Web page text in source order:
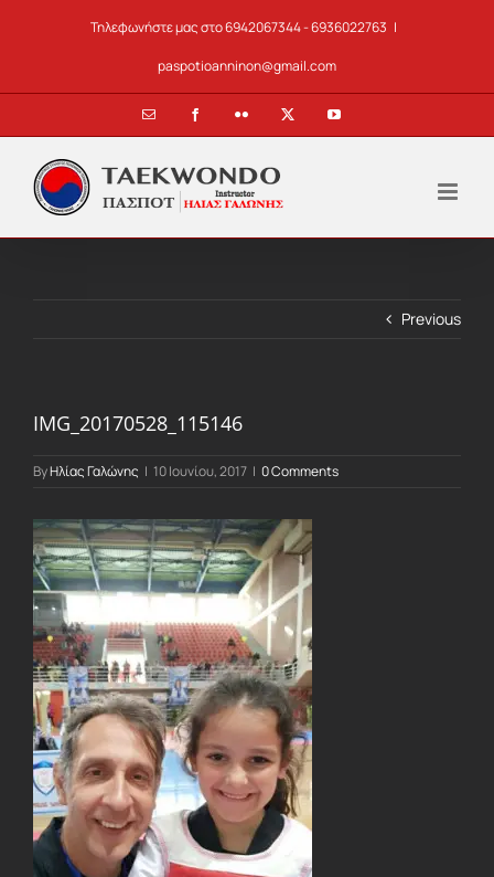
Τηλεφωνήστε μας στο 6942067344 - 6936022763 |
paspotioanninon@gmail.com
Email FacebookFlickr YouTube
Previous
IMG_20170528_115146
ByΗλίας Γαλώνης | 10 Ιουνίου, 2017 | 0 Comments